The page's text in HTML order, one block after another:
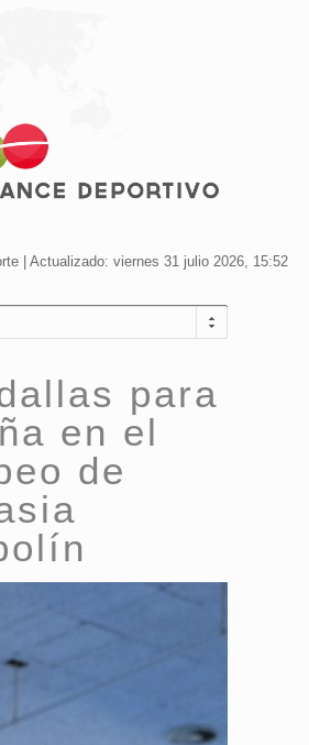
| Actualizado: viernes 31 julio 2026, 15:52
para
en el
de